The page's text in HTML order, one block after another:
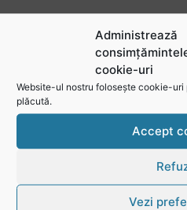
Administrează
cookie-uri
Website-ul nostru folosește cookie-
plăcută.
Accept
Vezi